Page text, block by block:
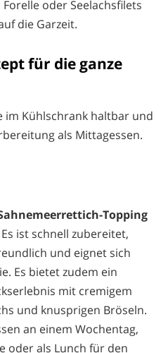
oder Seelachsfilets
die Garzeit.
für die ganze
im Kühlschrank haltbar und
als Mittagessen.
Topping
ist schnell zubereitet,
und eignet sich
Es bietet zudem ein
mit cremigem
und knusprigen Bröseln.
an einem Wochentag,
oder als Lunch für den